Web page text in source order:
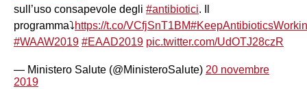
sull’uso consapevole degli #antibiotici. Il
programma⤵️https://t.co/VCfjSnT1BM
#WAAW2019 #EAAD2019 pic.twitter.com/UdOTJ28czR
— Ministero Salute (@MinisteroSalute) 20 novembre
2019